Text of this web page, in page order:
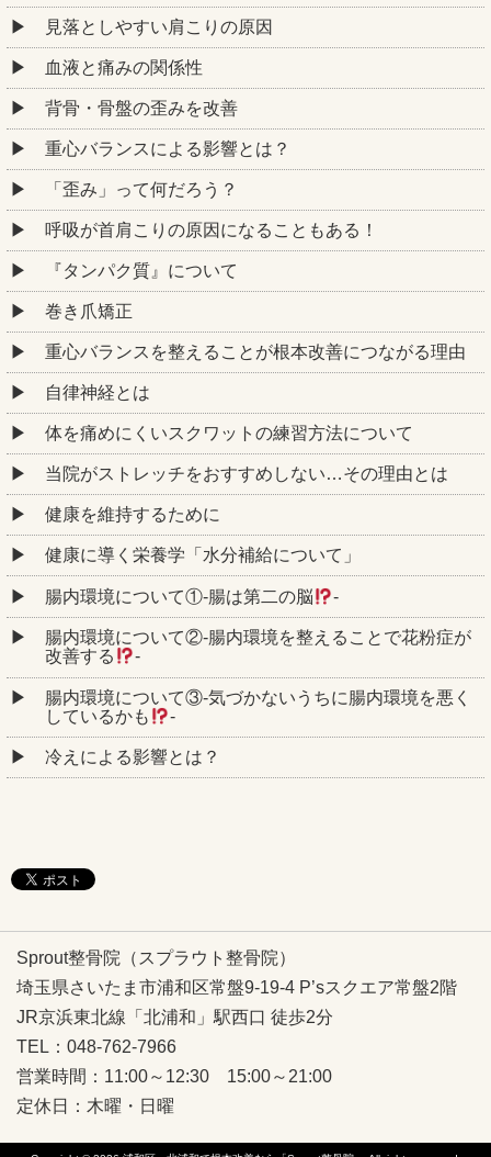
見落としやすい肩こりの原因
血液と痛みの関係性
背骨・骨盤の歪みを改善
重心バランスによる影響とは？
「歪み」って何だろう？
呼吸が首肩こりの原因になることもある！
『タンパク質』について
巻き爪矯正
重心バランスを整えることが根本改善につながる理由
自律神経とは
体を痛めにくいスクワットの練習方法について
当院がストレッチをおすすめしない…その理由とは
健康を維持するために
健康に導く栄養学「水分補給について」
腸内環境について①‐腸は第二の脳 ‐
腸内環境について②‐腸内環境を整えることで花粉症が
改善する
‐
腸内環境について③‐気づかないうちに腸内環境を悪く
しているかも
‐
冷えによる影響とは？
Sprout整骨院（スプラウト整骨院）
埼玉県さいたま市浦和区常盤9-19-4 P’sスクエア常盤2階
JR京浜東北線「北浦和」駅西口 徒歩2分
TEL：048-762-7966
営業時間：11:00～12:30 15:00～21:00
定休日：木曜・日曜